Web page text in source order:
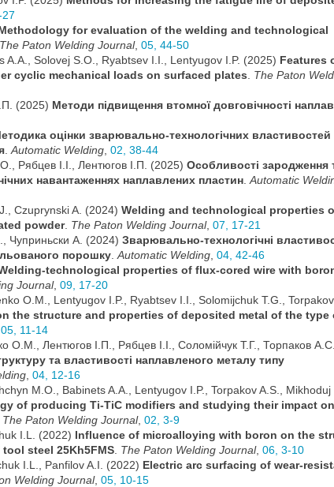
for evaluation of the welding and technological
The Paton Welding Journal, 05, 44-50
A.A., Solovej S.O., Ryabtsev I.I., Lentyugov I.P. (2025) Features
cyclic mechanical loads on surfaced plates
The Paton
(2025) Методи підвищення втомної довговічності
оцінки зварювально-технологічних властивостей
Automatic Welding 02, 38-44
Рябцев І.І., Лентюгов І.П. (2025) Особливості зародження
навантаженнях наплавлених пластин Automatic
Czuprynski A. (2024) Welding and technological properties
powder. The Paton Welding Journal, 07, 17-21
Чуприньски А. (2024) Зварювально-технологічні
порошку Automatic Welding 04, 42-46
technological properties of flux-cored wire with
Journal, 09, 17-20
O.M., Lentyugov I.P., Ryabtsev I.I., Solomijchuk T.G., Torpakov
the structure and properties of deposited metal of the type
05, 11-14
Лентюгов І.П., Рябцев І.І., Соломійчук Т.Г., Торпаков А.С.
та властивості наплавленого металу типу
04, 12-16
M.O., Babinets A.A., Lentyugov I.P., Torpakov A.S., Mikhoduj
of producing Ti-TiC modifiers and studying their impact
The Paton Welding Journal, 02, 3-9
I.L. (2022) Influence of microalloying with boron on the
steel 25Kh5FMS The Paton Welding Journal, 06, 3-10
I.L., Panfilov A.I. (2022) Electric arc surfacing of wear-
Welding Journal, 05, 10-15